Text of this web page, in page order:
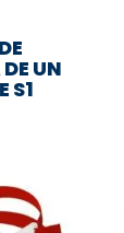
UN
S1